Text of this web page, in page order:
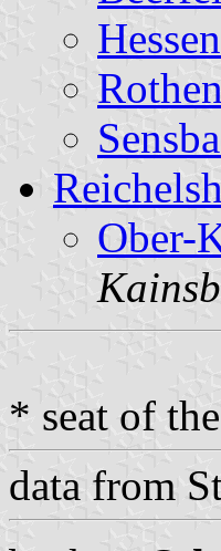
Ober-
* seat of
data from